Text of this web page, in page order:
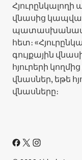
Հյուրընկալողի
վնասից կապված
հետ։
գույքային
հյուրերի
վնասներ, եթե
վնասները։